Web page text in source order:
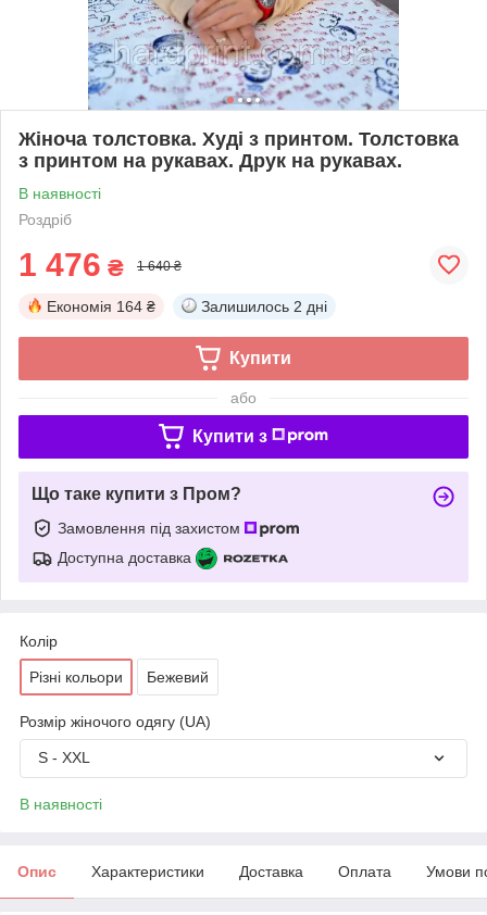
Жіноча толстовка. Худі з принтом. Толстовка
з принтом на рукавах. Друк на рукавах.
В наявності
Роздріб
1 476 ₴ 1 640 ₴
Економія 164 ₴ Залишилось 2 дні
Купити
або
Купити з
Що таке купити з Пром?
Замовлення під захистом
Доступна доставка
Колір
Різні кольори Бежевий
Розмір жіночого одягу (UA)
S - XXL
В наявності
Опис Характеристики Доставка Оплата Умови